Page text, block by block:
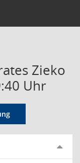
Zieko
Uhr